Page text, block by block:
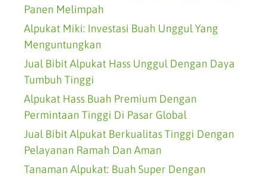
Panen Melimpah
Alpukat Miki: Investasi Buah Unggul Yang
Menguntungkan
Jual Bibit Alpukat Hass Unggul Dengan Daya
Tumbuh Tinggi
Alpukat Hass Buah Premium Dengan
Permintaan Tinggi Di Pasar Global
Jual Bibit Alpukat Berkualitas Tinggi Dengan
Pelayanan Ramah Dan Aman
Tanaman Alpukat: Buah Super Dengan